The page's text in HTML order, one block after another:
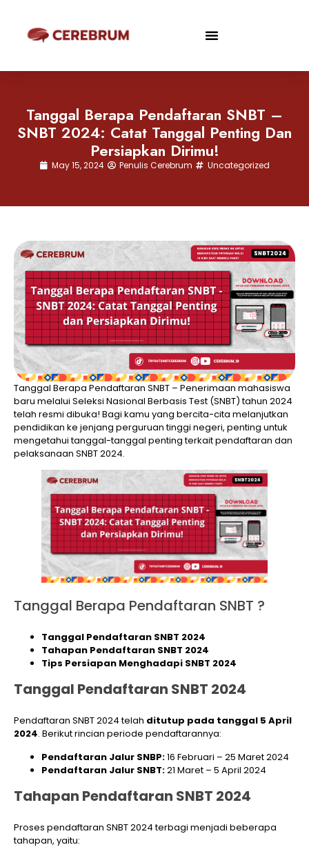
Tanggal Berapa Pendaftaran SNBT –
SNBT 2024: Catat Tanggal Penting Dan
Persiapkan Dirimu!
May 15, 2024 Penulis Cerebrum Uncategorized
Tanggal Berapa Pendaftaran SNBT – Penerimaan mahasiswa
baru melalui Seleksi Nasional Berbasis Test (SNBT) tahun 2024
telah resmi dibuka! Bagi kamu yang bercita-cita melanjutkan
pendidikan ke jenjang perguruan tinggi negeri, penting untuk
mengetahui tanggal-tanggal penting terkait pendaftaran dan
pelaksanaan SNBT 2024.
Tanggal Berapa Pendaftaran SNBT ?
Tanggal Pendaftaran SNBT 2024
Tahapan Pendaftaran SNBT 2024
Tips Persiapan Menghadapi SNBT 2024
Tanggal Pendaftaran SNBT 2024
Pendaftaran SNBT 2024 telah ditutup pada tanggal 5 April
2024. Berikut rincian periode pendaftarannya:
Pendaftaran Jalur SNBP:16 Februari – 25 Maret 2024
Pendaftaran Jalur SNBT:21 Maret – 5 April 2024
Tahapan Pendaftaran SNBT 2024
Proses pendaftaran SNBT 2024 terbagi menjadi beberapa
tahapan, yaitu: